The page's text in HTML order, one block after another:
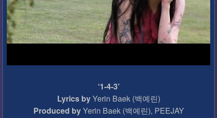
‘1-4-3’
Lyrics byYerin Baek (백예린)
Produced byYerin Baek (백예린), PEEJAY